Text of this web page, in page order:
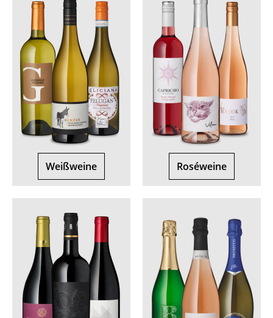
Weißweine Roséweine